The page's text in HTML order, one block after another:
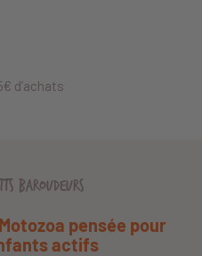
d’achats
BAROUDEURS
pensée pour
actifs